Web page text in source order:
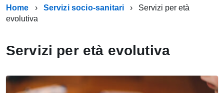
Home Servizi socio-sanitari
Servizi per età
evolutiva
Servizi per età evolutiva